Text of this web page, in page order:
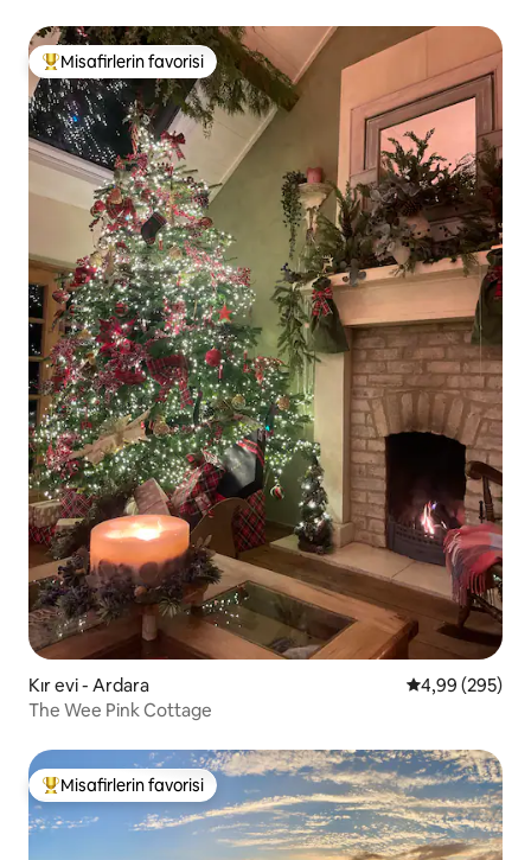
Misafirlerin favorilerinden en beğenilenler arasında
Misafirlerin favorisi
Kır evi - Ardara 5 üzerinden
4,99 (295)
The Wee Pink Cottage
Misafirlerin favorilerinden en beğenilenler arasında
Misafirlerin favorisi